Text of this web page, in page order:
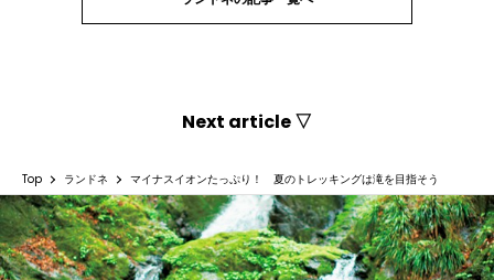
Next article ▽
Top ランドネ マイナスイオンたっぷり！ 夏のトレッキングは滝を目指そう